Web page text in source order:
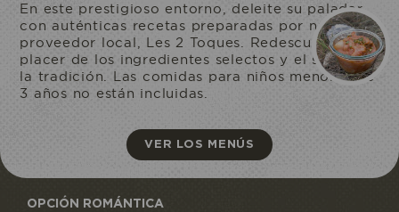
En este prestigioso entorno, deleite su paladar
con auténticas recetas preparadas por nuestro
proveedor local, Les 2 Toques. Redescubra el
placer de los ingredientes selectos y el sabor de
la tradición. Las comidas para niños menores de
3 años no están incluidas.
VER LOS MENÚS
OPCIÓN ROMÁNTICA